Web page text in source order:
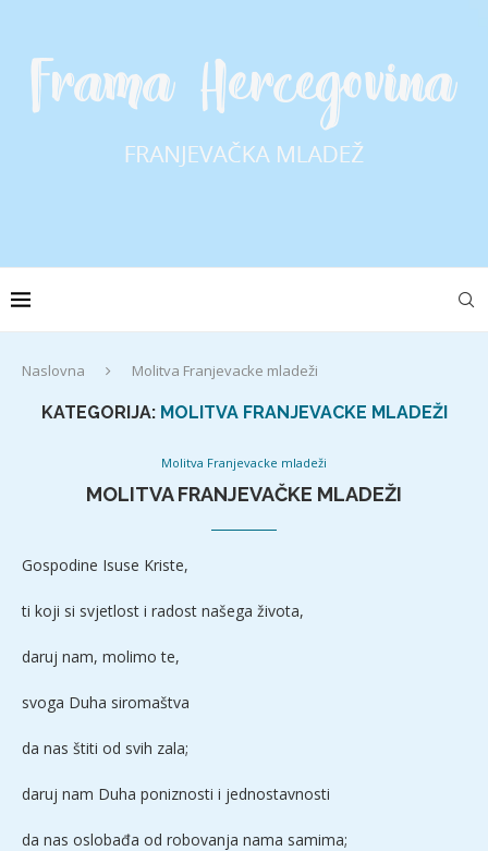
Naslovna Molitva Franjevacke mladeži
KATEGORIJA: MOLITVA FRANJEVACKE MLADEŽI
Molitva Franjevacke mladeži
MOLITVA FRANJEVAČKE MLADEŽI
Gospodine Isuse Kriste,
ti koji si svjetlost i radost našega života,
daruj nam, molimo te,
svoga Duha siromaštva
da nas štiti od svih zala;
daruj nam Duha poniznosti i jednostavnosti
da nas oslobađa od robovanja nama samima;